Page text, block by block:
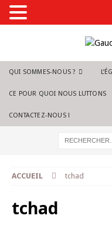
QUI SOMMES-NOUS ?
CE POUR QUOI NOUS LUTTONS
CONTACTEZ-NOUS !
ACCUEIL tchad
tchad